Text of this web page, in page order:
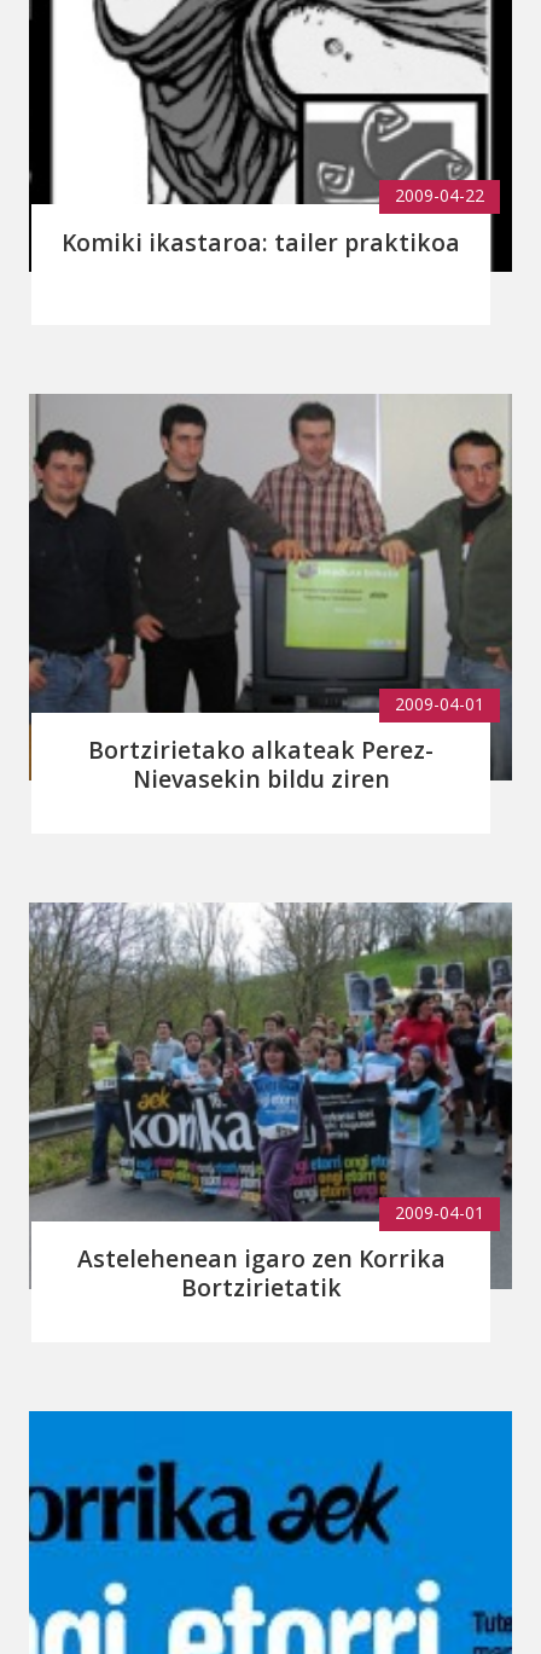
2009-04-22
Komiki ikastaroa: tailer praktikoa
2009-04-01
Bortzirietako alkateak Perez-
Nievasekin bildu ziren
2009-04-01
Astelehenean igaro zen Korrika
Bortzirietatik